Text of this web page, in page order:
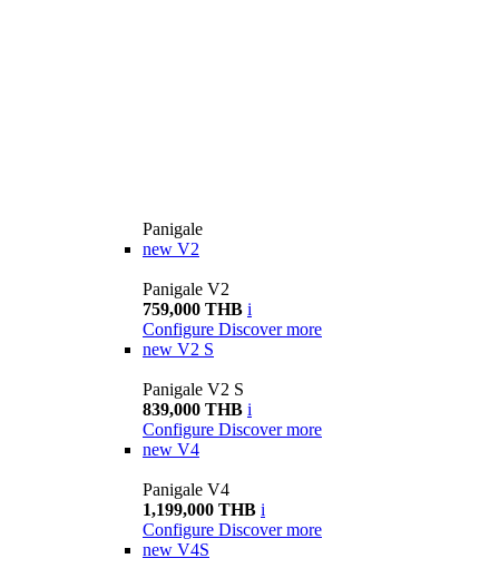
Panigale
new V2
Panigale V2
759,000 THB i
Configure Discover more
new V2 S
Panigale V2 S
839,000 THB i
Configure Discover more
new V4
Panigale V4
1,199,000 THB i
Configure Discover more
new V4S